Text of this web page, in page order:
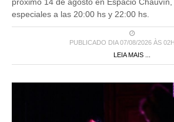
próximo 14 de agosto en Espacio
especiales a las 20:00 hs y 22:00 hs.
PUBLICADO DIA 07/08/2026 ÀS
LEIA MAIS ...